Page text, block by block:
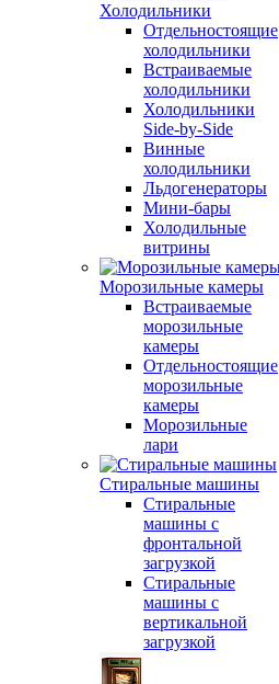
Холодильники
Отдельностоящие
холодильники
Встраиваемые
холодильники
Холодильники
Side-by-Side
Винные
холодильники
Льдогенераторы
Мини-бары
Холодильные
витрины
Морозильные камеры
Встраиваемые
морозильные
камеры
Отдельностоящие
морозильные
камеры
Морозильные
лари
Стиральные машины
Стиральные
машины с
фронтальной
загрузкой
Стиральные
машины с
вертикальной
загрузкой